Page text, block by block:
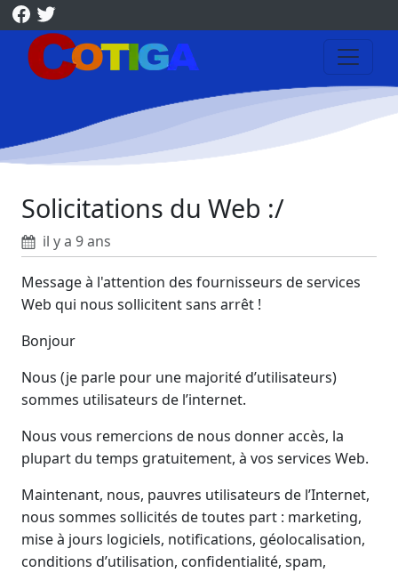
Solicitations du Web :/
il y a 9 ans
Message à l'attention des fournisseurs de services
Web qui nous sollicitent sans arrêt !
Bonjour
Nous (je parle pour une majorité d’utilisateurs)
sommes utilisateurs de l’internet.
Nous vous remercions de nous donner accès, la
plupart du temps gratuitement, à vos services Web.
Maintenant, nous, pauvres utilisateurs de l’Internet,
nous sommes sollicités de toutes part : marketing,
mise à jours logiciels, notifications, géolocalisation,
conditions d’utilisation, confidentialité, spam,